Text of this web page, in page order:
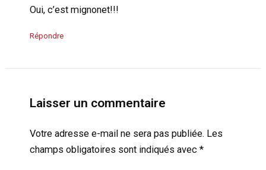
Oui, c’est mignonet!!!
Répondre
Laisser un commentaire
Votre adresse e-mail ne sera pas publiée. Les
champs obligatoires sont indiqués avec *